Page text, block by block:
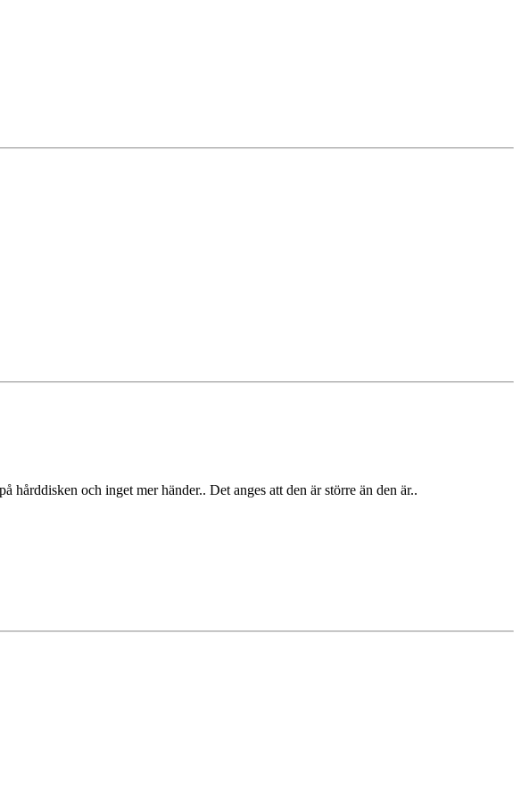
och inget mer händer.. Det anges att den är större än den är..